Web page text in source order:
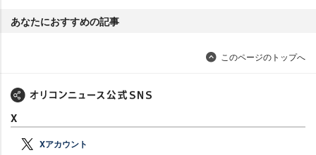
あなたにおすすめの記事
このページのトップへ
X
Xアカウント